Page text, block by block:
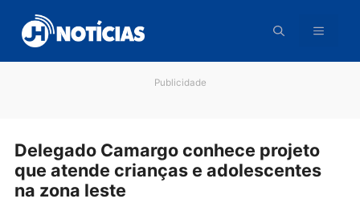
para
conteúdo
Delegado Camargo conhece projeto
que atende crianças e adolescentes